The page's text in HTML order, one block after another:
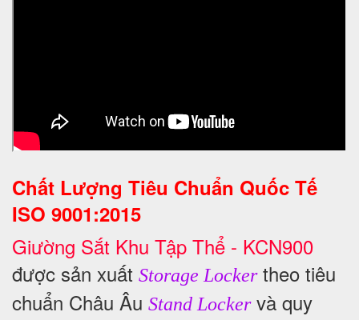
Chất Lượng Tiêu Chuẩn Quốc Tế
ISO 9001:2015
Giường Sắt Khu Tập Thể - KCN900
được sản xuất Storage Lockertheo tiêu
chuẩn Châu Âu Stand Lockervà quy